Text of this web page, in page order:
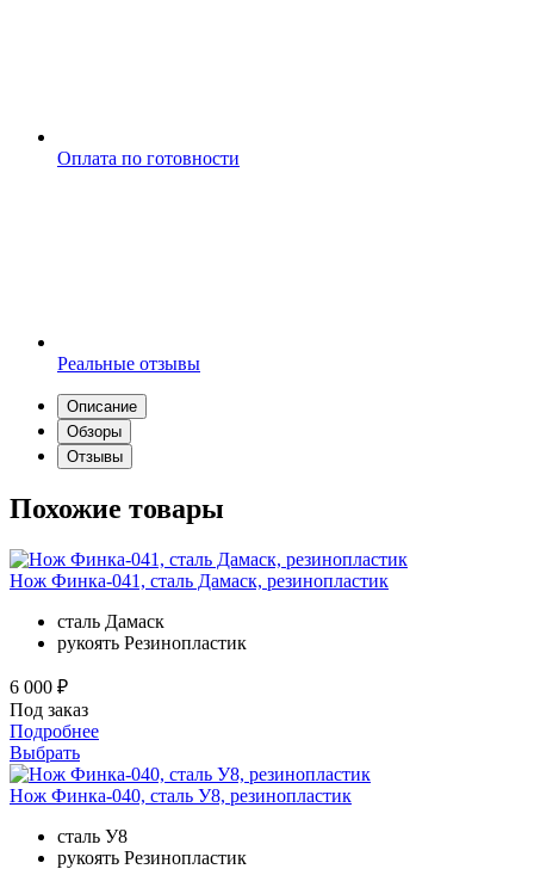
Оплата по готовности
Реальные отзывы
Описание
Обзоры
Отзывы
Похожие товары
Нож Финка-041, сталь Дамаск, резинопластик
сталь Дамаск
рукоять Резинопластик
6 000 ₽
Под заказ
Подробнее
Выбрать
Нож Финка-040, сталь У8, резинопластик
сталь У8
рукоять Резинопластик